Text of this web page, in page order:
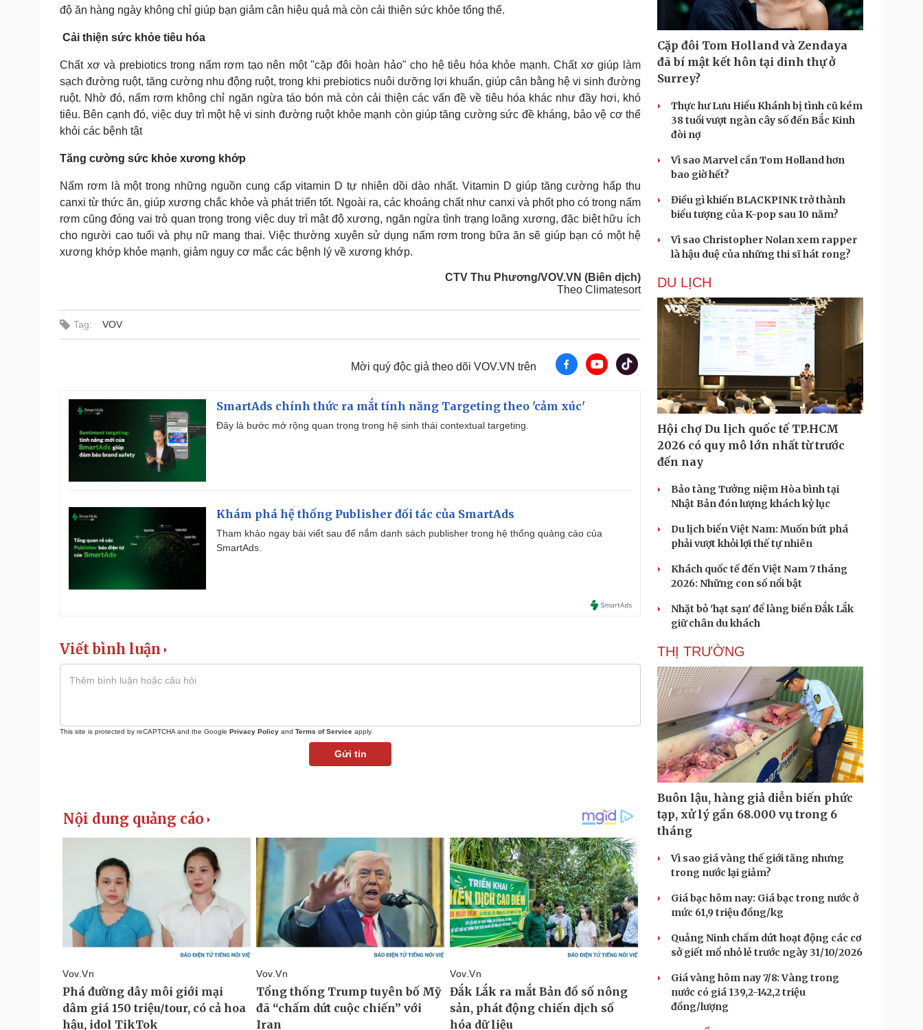
độ ăn hàng ngày không chỉ giúp bạn giảm cân hiệu quả mà còn cải thiện sức khỏe tổng thể.
Cải thiện sức khỏe tiêu hóa
Chất xơ và prebiotics trong nấm rơm tạo nên một "cặp đôi hoàn hảo" cho hệ tiêu hóa khỏe mạnh. Chất xơ giúp làm
sạch đường ruột, tăng cường nhu động ruột, trong khi prebiotics nuôi dưỡng lợi khuẩn, giúp cân bằng hệ vi sinh đường
ruột. Nhờ đó, nấm rơm không chỉ ngăn ngừa táo bón mà còn cải thiện các vấn đề về tiêu hóa khác như đầy hơi, khó
tiêu. Bên cạnh đó, việc duy trì một hệ vi sinh đường ruột khỏe mạnh còn giúp tăng cường sức đề kháng, bảo vệ cơ thể
khỏi các bệnh tật
Tăng cường sức khỏe xương khớp
Nấm rơm là một trong những nguồn cung cấp vitamin D tự nhiên dồi dào nhất. Vitamin D giúp tăng cường hấp thu
canxi từ thức ăn, giúp xương chắc khỏe và phát triển tốt. Ngoài ra, các khoáng chất như canxi và phốt pho có trong nấm
rơm cũng đóng vai trò quan trọng trong việc duy trì mật độ xương, ngăn ngừa tình trạng loãng xương, đặc biệt hữu ích
cho người cao tuổi và phụ nữ mang thai. Việc thường xuyên sử dụng nấm rơm trong bữa ăn sẽ giúp bạn có một hệ
xương khớp khỏe mạnh, giảm nguy cơ mắc các bệnh lý về xương khớp.
CTV Thu Phương/VOV.VN (Biên dịch)
Theo Climatesort
Tag: VOV
Mời quý độc giả theo dõi VOV.VN trên
SmartAds chính thức ra mắt tính năng Targeting theo 'cảm xúc'
Đây là bước mở rộng quan trọng trong hệ sinh thái contextual targeting.
Khám phá hệ thống Publisher đối tác của SmartAds
Tham khảo ngay bài viết sau để nắm danh sách publisher trong hệ thống quảng cáo của
SmartAds.
Viết bình luận
This site is protected by reCAPTCHA and the Google Privacy Policy and Terms of Service apply.
Gửi tin
Cặp đôi Tom Holland và Zendaya
đã bí mật kết hôn tại dinh thự ở
Surrey?
Thực hư Lưu Hiểu Khánh bị tình cũ kém
38 tuổi vượt ngàn cây số đến Bắc Kinh
đòi nợ
Vì sao Marvel cần Tom Holland hơn
bao giờ hết?
Điều gì khiến BLACKPINK trở thành
biểu tượng của K-pop sau 10 năm?
Vì sao Christopher Nolan xem rapper
là hậu duệ của những thi sĩ hát rong?
DU LỊCH
Hội chợ Du lịch quốc tế TP.HCM
2026 có quy mô lớn nhất từ trước
đến nay
Bảo tàng Tưởng niệm Hòa bình tại
Nhật Bản đón lượng khách kỷ lục
Du lịch biển Việt Nam: Muốn bứt phá
phải vượt khỏi lợi thế tự nhiên
Khách quốc tế đến Việt Nam 7 tháng
2026: Những con số nổi bật
Nhặt bỏ 'hạt sạn' để làng biển Đắk Lắk
giữ chân du khách
THỊ TRƯỜNG
Buôn lậu, hàng giả diễn biến phức
tạp, xử lý gần 68.000 vụ trong 6
tháng
Vì sao giá vàng thế giới tăng nhưng
trong nước lại giảm?
Giá bạc hôm nay: Giá bạc trong nước ở
mức 61,9 triệu đồng/kg
Quảng Ninh chấm dứt hoạt động các cơ
sở giết mổ nhỏ lẻ trước ngày 31/10/2026
Giá vàng hôm nay 7/8: Vàng trong
nước có giá 139,2-142,2 triệu
đồng/lượng